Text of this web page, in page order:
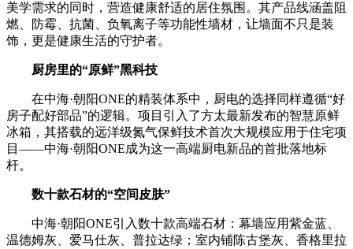
美学需求的同时，营造健康舒适的居住氛围。其产品线涵盖阻
燃、防霉、抗菌、负氧离子等功能性墙材，让墙面不只是装
饰，更是健康生活的守护者。
厨房里的“原鲜”黑科技
在中海·朝阳ONE的精装体系中，厨电的选择同样遵循“好
房子配好部品”的逻辑。项目引入了方太最新发布的智慧原鲜
冰箱，其搭载的远洋级氮气保鲜技术首次大规模应用于住宅项
目——中海·朝阳ONE成为这一高端厨电新品的首批落地标
杆。
数十款石材的“空间皮肤”
中海·朝阳ONE引入数十款高端石材：幕墙应用紫金蓝、
温德姆灰、爱马仕灰、普拉达绿；室内铺陈古堡灰、香格里拉